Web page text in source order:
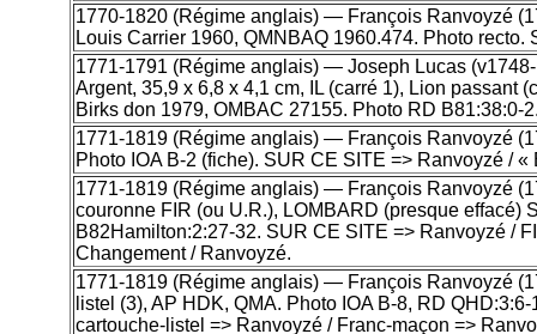
1770-1820 (Régime anglais) — François Ranvoyzé
Louis Carrier 1960, QMNBAQ 1960.474. Photo recto.
1771-1791 (Régime anglais) — Joseph Lucas
Argent, 35,9 x 6,8 x 4,1 cm, IL (carré 1), Lion passant
Birks don 1979, OMBAC 27155. Photo RD
1771-1819 (Régime anglais) — François Ranvoyzé
Photo IOA B-2 (fiche). SUR CE SITE => Ranvoyzé / «
1771-1819 (Régime anglais) — François Ranvoyzé
couronne FIR (ou U.R.), LOMBARD (presque effacé)
B82Hamilton:2:27-32. SUR CE SITE => Ranvoyzé /
Changement / Ranvoyzé.
1771-1819 (Régime anglais) — François Ranvoyzé
listel (3), AP HDK, QMA. Photo IOA B-8, RD
cartouche-listel => Ranvoyzé / Franc-maçon =>